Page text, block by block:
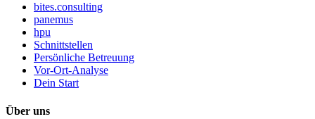
bites.consulting
panemus
hpu
Schnittstellen
Persönliche Betreuung
Vor-Ort-Analyse
Dein Start
Über uns